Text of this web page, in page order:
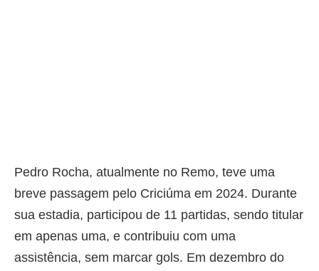
Pedro Rocha, atualmente no Remo, teve uma
breve passagem pelo Criciúma em 2024. Durante
sua estadia, participou de 11 partidas, sendo titular
em apenas uma, e contribuiu com uma
assistência, sem marcar gols. Em dezembro do